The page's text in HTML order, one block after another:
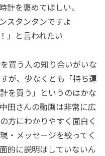
計を褒めてほしい。
スタンタンですよ
」と言われたい
買う人の知り合いがいな
が、少なくとも「持ち運
を買う」というのはかな
田さんの動画は非常に広
方にわかりやすく面白く
・メッセージを絞ってく
的に説明はしていないん